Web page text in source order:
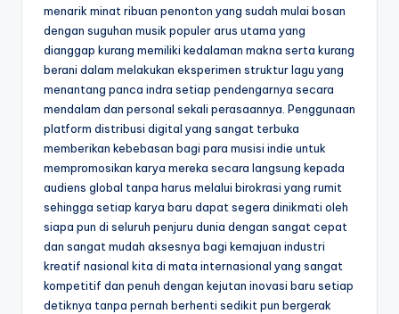
menarik minat ribuan penonton yang sudah mulai bosan
dengan suguhan musik populer arus utama yang
dianggap kurang memiliki kedalaman makna serta kurang
berani dalam melakukan eksperimen struktur lagu yang
menantang panca indra setiap pendengarnya secara
mendalam dan personal sekali perasaannya. Penggunaan
platform distribusi digital yang sangat terbuka
memberikan kebebasan bagi para musisi indie untuk
mempromosikan karya mereka secara langsung kepada
audiens global tanpa harus melalui birokrasi yang rumit
sehingga setiap karya baru dapat segera dinikmati oleh
siapa pun di seluruh penjuru dunia dengan sangat cepat
dan sangat mudah aksesnya bagi kemajuan industri
kreatif nasional kita di mata internasional yang sangat
kompetitif dan penuh dengan kejutan inovasi baru setiap
detiknya tanpa pernah berhenti sedikit pun bergerak